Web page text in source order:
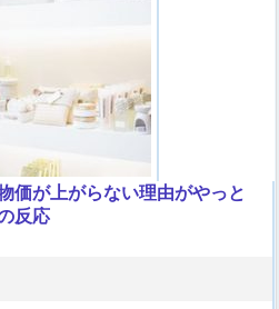
価が上がらない理由がやっと
反応